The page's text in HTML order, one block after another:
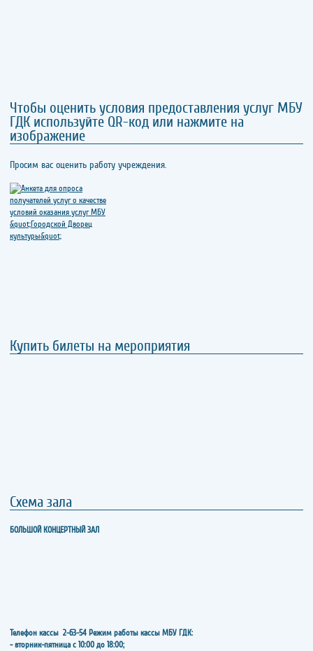
Чтобы оценить условия предоставления услуг МБУ
ГДК используйте QR-код или нажмите на
изображение
Просим вас оценить работу учреждения.
Купить билеты на мероприятия
Схема зала
БОЛЬШОЙ КОНЦЕРТНЫЙ ЗАЛ
Телефон кассы 2-63-54 Режим работы кассы МБУ ГДК:
- вторник-пятница с 10:00 до 18:00;